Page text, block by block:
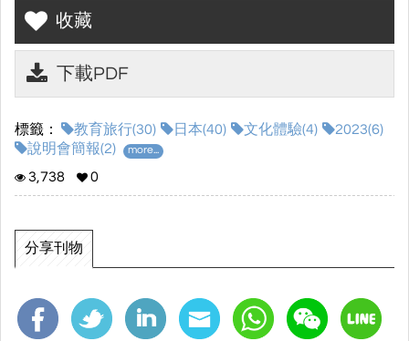
收藏
下載PDF
標籤： 教育旅行(30) 日本(40) 文化體驗(4)
2023(6)
說明會簡報(2)
more...
3,738 0
分享刊物